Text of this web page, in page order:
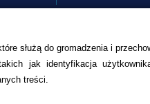
służą do gromadzenia i
jak identyfikacja
treści.